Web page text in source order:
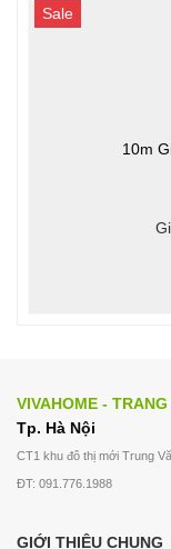
Sale
10m
VIVAHOME -
Tp. Hà Nội
CT1 khu đô thị mới Trung
ĐT: 091.776.1988
GIỚI THIỆU CHUNG